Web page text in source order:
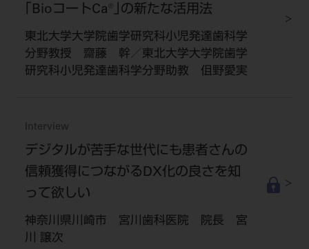
｢BioコートCa®｣の新たな活用法
東北大学大学院歯学研究科小児発達歯科学
分野教授 齋藤 幹／東北大学大学院歯学
研究科小児発達歯科学分野助教 伹野愛実
Interview
デジタルが苦手な世代にも患者さんの
信頼獲得につながるDX化の良さを知
って欲しい
神奈川県川崎市 宮川歯科医院 院長 宮
川 譲次